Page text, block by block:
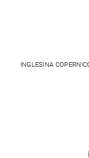
INGLESINA